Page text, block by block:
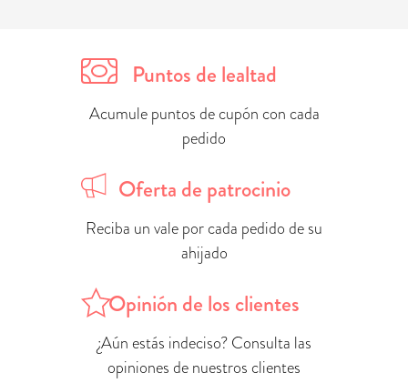
Puntos de lealtad
Acumule puntos de cupón con cada
pedido
Oferta de patrocinio
Reciba un vale por cada pedido de su
ahijado
Opinión de los clientes
¿Aún estás indeciso? Consulta las
opiniones de nuestros clientes